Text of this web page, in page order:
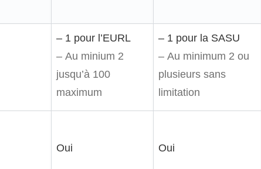
– 1 pour l’EURL
– Au minium 2
jusqu’à 100
maximum
– 1 pour la SASU
– Au minimum 2 ou
plusieurs sans
limitation
Oui Oui